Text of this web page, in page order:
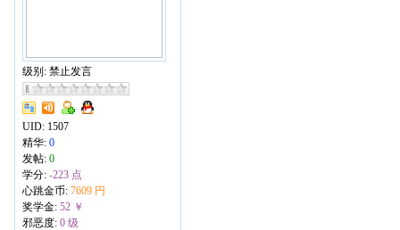
级别: 禁止发言
UID: 1507
精华: 0
发帖: 0
学分: -223 点
心跳金币: 7609 円
奖学金: 52 ￥
邪恶度: 0 级